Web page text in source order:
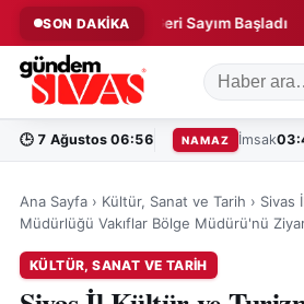
SON DAKİKA
Projede Geri Sayım Başladı ◆
🕒 7 Ağustos 06:56 NAMAZ İmsak
Ana Sayfa › Kültür, Sanat ve Tarih › Sivas
Müdürlüğü Vakıflar Bölge Müdürü'nü
KÜLTÜR, SANAT VE TARIH